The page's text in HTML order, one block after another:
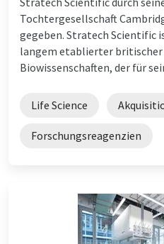
Tochtergesellschaft
gegeben. Stratech Scientific
langem etablierter
Biowissenschaften, der für
Life Science
Forschungsreagenzien